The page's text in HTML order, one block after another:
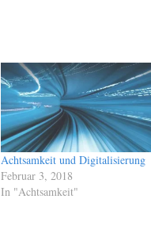
Achtsamkeit und Digitalisierung
Februar 3, 2018
In "Achtsamkeit"